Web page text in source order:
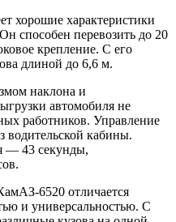
хорошие характеристики
способен перевозить до 20
крепление. С его
длиной до 6,6 м.
наклона и
автомобиля не
работников. Управление
водительской кабины.
— 43 секунды,
6520 отличается
и универсальностью. С